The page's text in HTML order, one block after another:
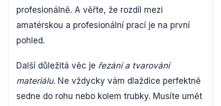
profesionálně. A věřte, že rozdíl mezi
amatérskou a profesionální prací je na první
pohled.
Další důležitá věc je řezání a tvarování
materiálu. Ne vždycky vám dlaždice perfektně
sedne do rohu nebo kolem trubky. Musíte umět